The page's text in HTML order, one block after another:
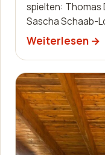
spielten: Thomas
Sascha Schaab-
Becker, Robin
Weiterlesen